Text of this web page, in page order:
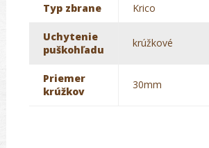
Typ zbrane Krico
Uchytenie
puškohľadu
krúžkové
Priemer
krúžkov
30mm